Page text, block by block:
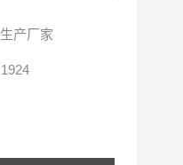
生产厂家
1924